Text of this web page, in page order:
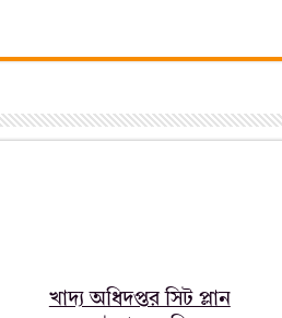
খাদ্য অধিদপ্তর সিট প্লান